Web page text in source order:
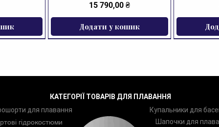
Ціна
15 790,00 ₴
Додати у кошик
КАТЕГОРІЇ ТОВАРІВ ДЛЯ ПЛАВАННЯ
для плавання
гідрокостюми
Купальники для
Шапочки для